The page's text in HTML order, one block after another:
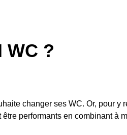
WC ?
changer ses WC. Or, pour y
performants en combinant à